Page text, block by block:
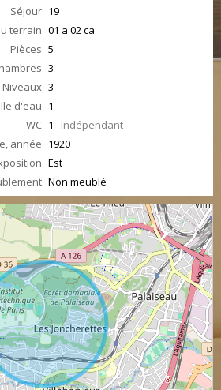
Séjour 19
terrain 01 a 02 ca
Pièces 5
3
Niveaux 3
d'eau 1
WC 1 Indépendant
année 1920
Est
Non meublé